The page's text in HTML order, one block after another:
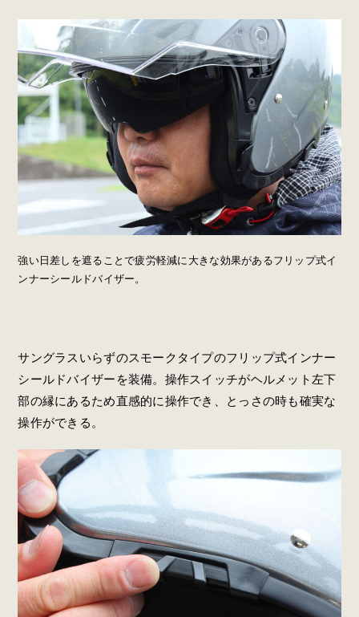
強い日差しを遮ることで疲労軽減に大きな効果があるフリップ式イ
ンナーシールドバイザー。
サングラスいらずのスモークタイプのフリップ式インナー
シールドバイザーを装備。操作スイッチがヘルメット左下
部の縁にあるため直感的に操作でき、とっさの時も確実な
操作ができる。